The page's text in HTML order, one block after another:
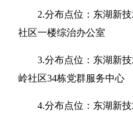
2.分布点位： 东湖新
社区一楼综治办公室
3.分布点位： 东湖新
岭社区34栋党群服务中心
4.分布点位： 东湖新